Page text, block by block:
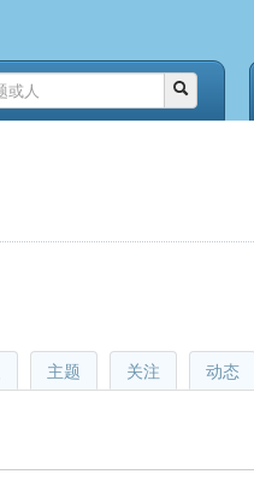
动态
关注
主题